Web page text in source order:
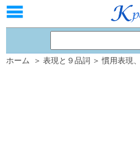
ホーム ＞ 表現と９品詞 ＞ 慣用表現、